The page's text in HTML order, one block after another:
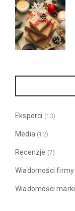
Eksperci (13)
Media (12)
Recenzje (7)
Wiadomości firmy
Wiadomości marki